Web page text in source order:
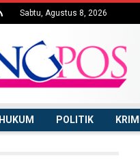
Sabtu, Agustus 8, 2026
HUKUM POLITIK